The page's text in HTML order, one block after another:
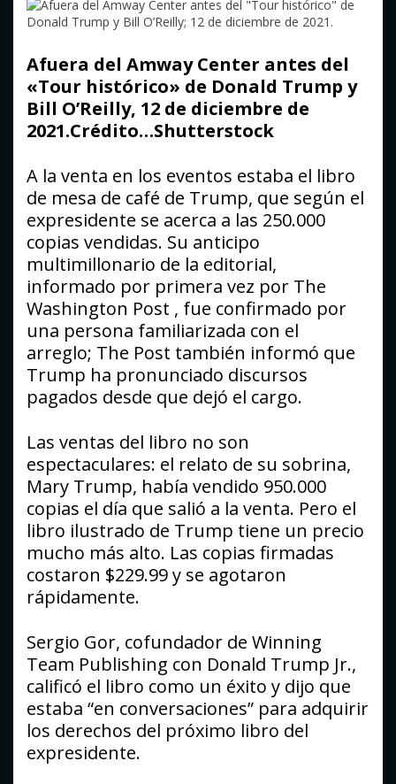
Afuera del Amway Center antes del
«Tour histórico» de Donald Trump y
Bill O’Reilly, 12 de diciembre de
2021.Crédito…Shutterstock
A la venta en los eventos estaba el libro
de mesa de café de Trump, que según el
expresidente se acerca a las 250.000
copias vendidas. Su anticipo
multimillonario de la editorial,
informado por primera vez por The
Washington Post , fue confirmado por
una persona familiarizada con el
arreglo; The Post también informó que
Trump ha pronunciado discursos
pagados desde que dejó el cargo.
Las ventas del libro no son
espectaculares: el relato de su sobrina,
Mary Trump, había vendido 950.000
copias el día que salió a la venta. Pero el
libro ilustrado de Trump tiene un precio
mucho más alto. Las copias firmadas
costaron $229.99 y se agotaron
rápidamente.
Sergio Gor, cofundador de Winning
Team Publishing con Donald Trump Jr.,
calificó el libro como un éxito y dijo que
estaba “en conversaciones” para adquirir
los derechos del próximo libro del
expresidente.